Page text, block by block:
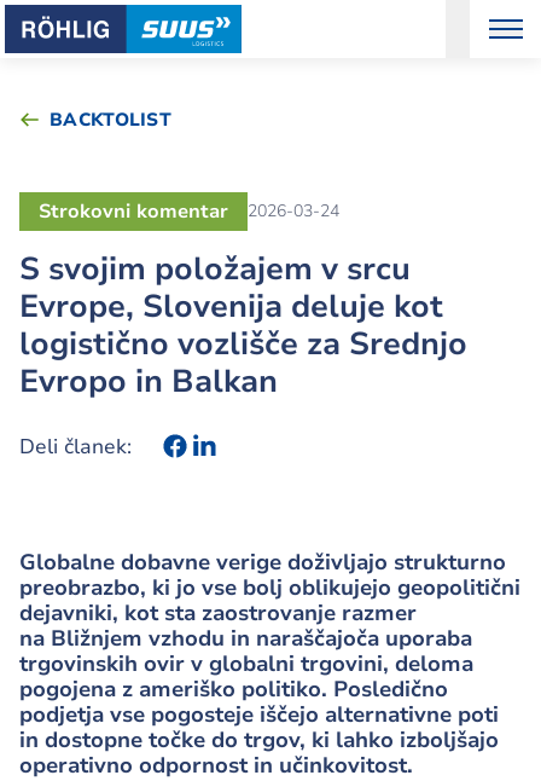
BACKTOLIST
S svojim položajem v srcu
Evrope, Slovenija deluje kot
logistično vozlišče za Srednjo
Evropo in Balkan
Strokovni komentar 2026-03-24
Deli članek:
Globalne dobavne verige doživljajo strukturno
preobrazbo, ki jo vse bolj oblikujejo geopolitični
dejavniki, kot sta zaostrovanje razmer
na Bližnjem vzhodu in naraščajoča uporaba
trgovinskih ovir v globalni trgovini, deloma
pogojena z ameriško politiko. Posledično
podjetja vse pogosteje iščejo alternativne poti
in dostopne točke do trgov, ki lahko izboljšajo
operativno odpornost in učinkovitost.